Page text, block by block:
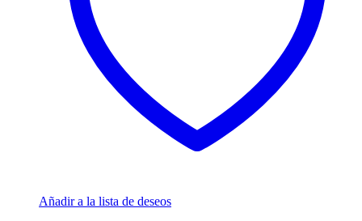
Añadir a la lista de deseos